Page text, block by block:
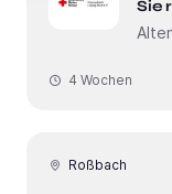
Sie
4 Wochen
Roßbach